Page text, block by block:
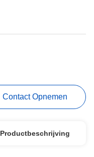
Contact Opnemen
Productbeschrijving